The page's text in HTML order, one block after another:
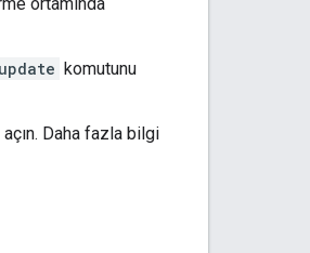
komutunu
Daha fazla bilgi